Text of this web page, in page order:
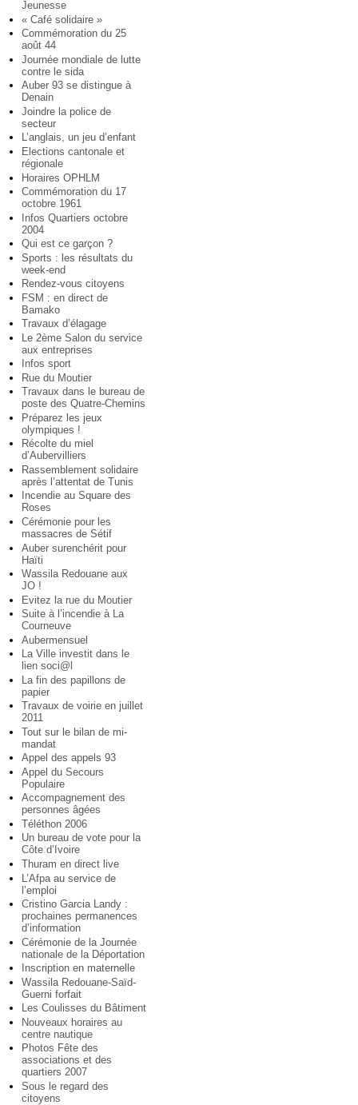
Jeunesse
« Café solidaire »
Commémoration du 25
août 44
Journée mondiale de lutte
contre le sida
Auber 93 se distingue à
Denain
Joindre la police de
secteur
L’anglais, un jeu d’enfant
Elections cantonale et
régionale
Horaires OPHLM
Commémoration du 17
octobre 1961
Infos Quartiers octobre
2004
Qui est ce garçon ?
Sports : les résultats du
week-end
Rendez-vous citoyens
FSM : en direct de
Bamako
Travaux d’élagage
Le 2ème Salon du service
aux entreprises
Infos sport
Rue du Moutier
Travaux dans le bureau de
poste des Quatre-Chemins
Préparez les jeux
olympiques !
Récolte du miel
d’Aubervilliers
Rassemblement solidaire
après l’attentat de Tunis
Incendie au Square des
Roses
Cérémonie pour les
massacres de Sétif
Auber surenchérit pour
Haïti
Wassila Redouane aux
JO !
Evitez la rue du Moutier
Suite à l’incendie à La
Courneuve
Aubermensuel
La Ville investit dans le
lien soci@l
La fin des papillons de
papier
Travaux de voirie en juillet
2011
Tout sur le bilan de mi-
mandat
Appel des appels 93
Appel du Secours
Populaire
Accompagnement des
personnes âgées
Téléthon 2006
Un bureau de vote pour la
Côte d’Ivoire
Thuram en direct live
L’Afpa au service de
l’emploi
Cristino Garcia Landy :
prochaines permanences
d’information
Cérémonie de la Journée
nationale de la Déportation
Inscription en maternelle
Wassila Redouane-Saïd-
Guerni forfait
Les Coulisses du Bâtiment
Nouveaux horaires au
centre nautique
Photos Fête des
associations et des
quartiers 2007
Sous le regard des
citoyens